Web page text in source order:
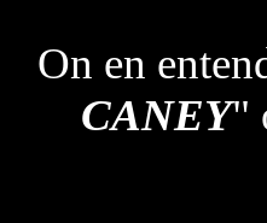
On en
CANEY"